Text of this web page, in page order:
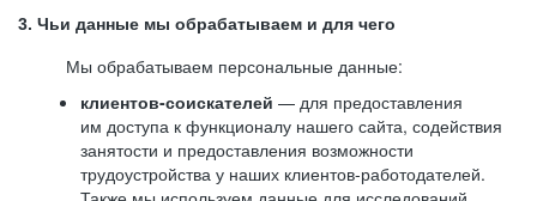
3. Чьи данные мы обрабатываем и для чего
Мы обрабатываем персональные данные:
клиентов-соискателей — для предоставления
им доступа к функционалу нашего сайта, содействия
занятости и предоставления возможности
трудоустройства у наших клиентов-работодателей.